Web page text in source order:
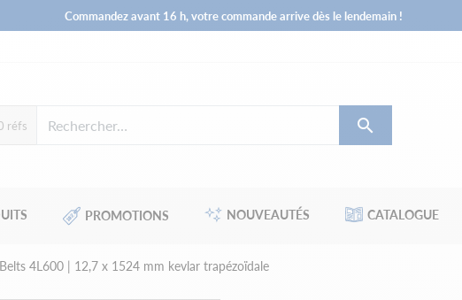
Commandez avant 16 h, votre commande arrive dès le lendemain !
réfs 
PROMOTIONS NOUVEAUTÉS CATALOGUE
4L600 | 12,7 x 1524 mm kevlar trapézoïdale